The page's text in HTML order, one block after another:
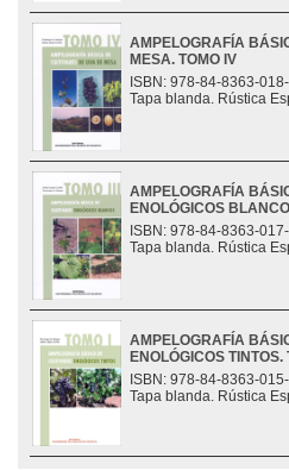
AMPELOGRAFÍA
MESA. TOMO IV
ISBN: 978-84-8363-
Tapa blanda. Rústica
AMPELOGRAFÍA
ENOLÓGICOS
ISBN: 978-84-8363-
Tapa blanda. Rústica
AMPELOGRAFÍA
ENOLÓGICOS TINTOS.
ISBN: 978-84-8363-
Tapa blanda. Rústica